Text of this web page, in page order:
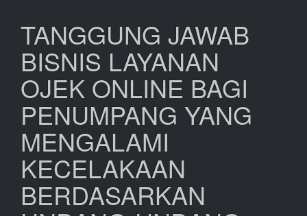
Samping
TANGGUNG JAWAB
BISNIS LAYANAN
OJEK ONLINE BAGI
PENUMPANG YANG
MENGALAMI
KECELAKAAN
BERDASARKAN